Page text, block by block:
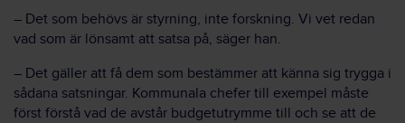
– Det som behövs är styrning, inte forskning. Vi vet redan
vad som är lönsamt att satsa på, säger han.
– Det gäller att få dem som bestämmer att känna sig trygga i
sådana satsningar. Kommunala chefer till exempel måste
först förstå vad de avstår budgetutrymme till och se att de